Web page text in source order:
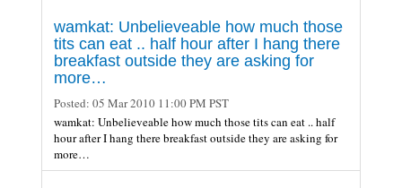
wamkat: Unbelieveable how much those
tits can eat .. half hour after I hang there
breakfast outside they are asking for
more…
Posted: 05 Mar 2010 11:00 PM PST
wamkat: Unbelieveable how much those tits can eat .. half
hour after I hang there breakfast outside they are asking for
more…